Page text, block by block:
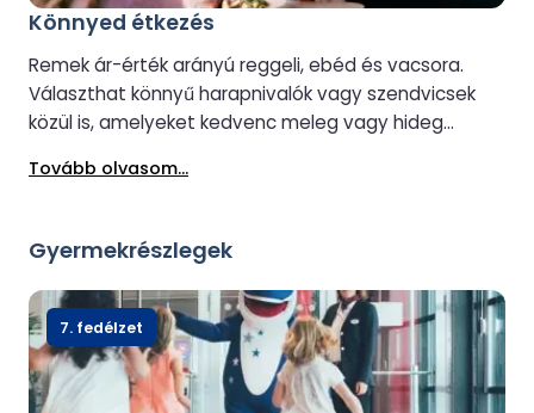
Könnyed étkezés
Remek ár-érték arányú reggeli, ebéd és vacsora.
Választhat könnyű harapnivalók vagy szendvicsek
közül is, amelyeket kedvenc meleg vagy hideg
Tovább olvasom...
Gyermekrészlegek
7. fedélzet